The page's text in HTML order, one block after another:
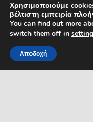
ΡΟΗ ΕΙΔΗΣΕΩΝ
Χρησιμοποιούμε
βέλτιστη εμπειρία
You can find out more
switch them off in
Αποδοχή